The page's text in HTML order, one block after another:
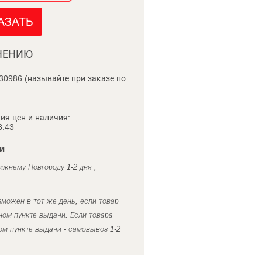
(называйте при заказе по
цен и наличия:
Новгороду 1-2 дня ,
в тот же день, если товар
пункте выдачи. Если товара
пункте выдачи - самовывоз 1-2